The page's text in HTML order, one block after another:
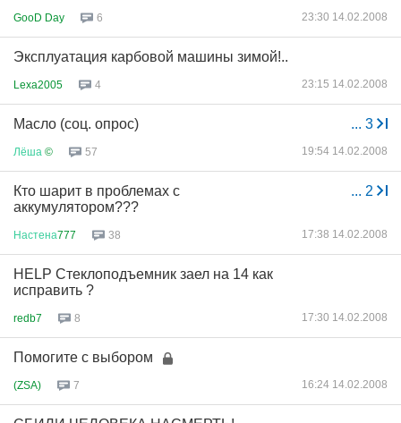
GooD Day 6 23:30 14.02.2008
Эксплуатация карбовой машины зимой!..
Lexa2005 4 23:15 14.02.2008
... 3
Масло (соц. опрос)
Лёша © 57 19:54 14.02.2008
... 2
Кто шарит в проблемах с
аккумулятором???
Настена777 38 17:38 14.02.2008
HELP Стеклоподъемник заел на 14 как
исправить ?
redb7 8 17:30 14.02.2008
Помогите с выбором
(ZSA) 7 16:24 14.02.2008